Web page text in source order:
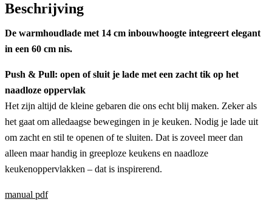
Beschrijving
De warmhoudlade met 14 cm inbouwhoogte integreert elegant
in een 60 cm nis.
Push & Pull: open of sluit je lade met een zacht tik op het
naadloze oppervlak
Het zijn altijd de kleine gebaren die ons echt blij maken. Zeker als
het gaat om alledaagse bewegingen in je keuken. Nodig je lade uit
om zacht en stil te openen of te sluiten. Dat is zoveel meer dan
alleen maar handig in greeploze keukens en naadloze
keukenoppervlakken – dat is inspirerend.
manual pdf